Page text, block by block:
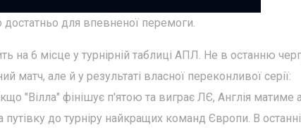
для впевненої перемоги.
на 6 місце у турнірній таблиці АПЛ. Не в останню
матч, але й у результаті власної переконливої серії:
"Вілла" фінішує п'ятою та виграє ЛЄ, Англія матиме
до турніру найкращих команд Європи. В